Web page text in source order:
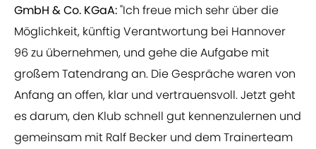
GmbH & Co. KGaA:"Ich freue mich sehr über die
Möglichkeit, künftig Verantwortung bei Hannover
96 zu übernehmen, und gehe die Aufgabe mit
großem Tatendrang an. Die Gespräche waren von
Anfang an offen, klar und vertrauensvoll. Jetzt geht
es darum, den Klub schnell gut kennenzulernen und
gemeinsam mit Ralf Becker und dem Trainerteam